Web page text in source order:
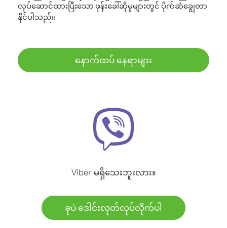
လုပ်ဆောင်ထားပြီးသော ဖုန်းခေါ်ဆိုမှုများတွင် ပိုက်ဆံချွေတာ
နိုင်ပါသည်။
နောက်ထပ် နေရာများ
Viber မရှိသေးဘူးလား။
ခုပဲ ဒေါင်းလုတ်လုပ်လိုက်ပါ